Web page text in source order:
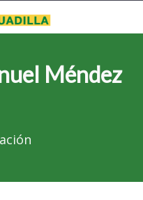
Méndez